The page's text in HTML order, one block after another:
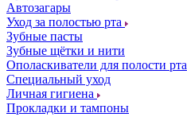
Автозагары
Уход за полостью рта
Зубные пасты
Зубные щётки и нити
Ополаскиватели для полости рта
Специальный уход
Личная гигиена
Прокладки и тампоны